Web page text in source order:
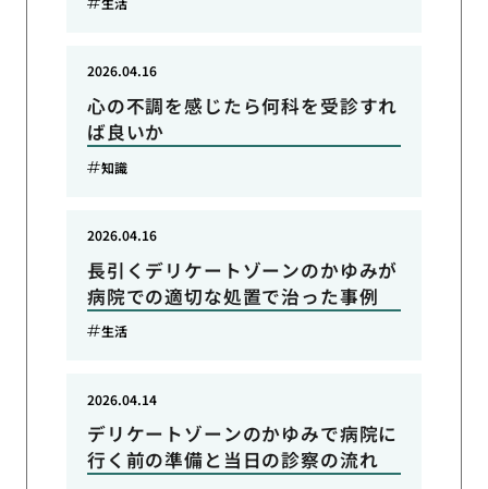
心の不調を感じたら何科を受診すれ
ば良いか
2026.04.16
知識
長引くデリケートゾーンのかゆみが
病院での適切な処置で治った事例
2026.04.16
生活
デリケートゾーンのかゆみで病院に
行く前の準備と当日の診察の流れ
2026.04.14